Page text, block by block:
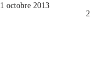
1 octobre 2013